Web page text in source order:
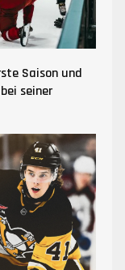
Saison und
seiner